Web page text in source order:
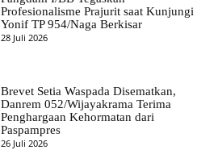
Profesionalisme Prajurit saat Kunjungi
Yonif TP 954/Naga Berkisar
28 Juli 2026
Brevet Setia Waspada Disematkan,
Danrem 052/Wijayakrama Terima
Penghargaan Kehormatan dari
Paspampres
26 Juli 2026